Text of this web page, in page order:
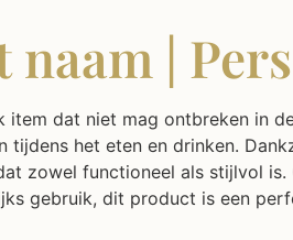
|
dat niet mag ontbreken in
tijdens het eten en drinken.
zowel functioneel als stijlvol
gebruik, dit product is een